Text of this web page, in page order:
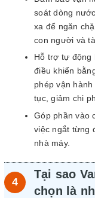
soát dòng
xa để ngăn
con người và
Hỗ trợ tự động
điều khiển
phép vận
tục, giảm chi
Góp phần vào
việc ngắt từng
nhà máy.
Tại sao
chọn là